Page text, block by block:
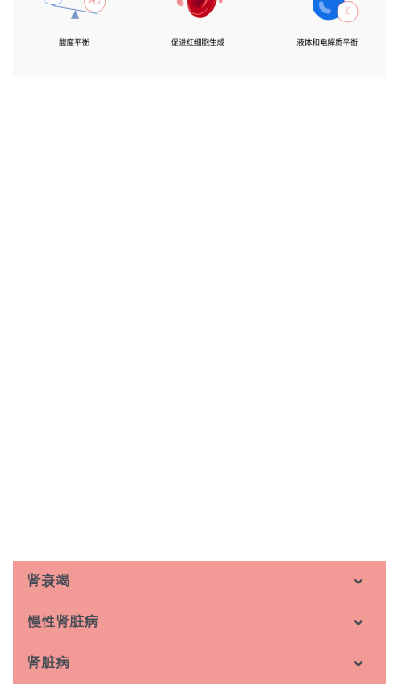
肾衰竭
慢性肾脏病
肾脏病